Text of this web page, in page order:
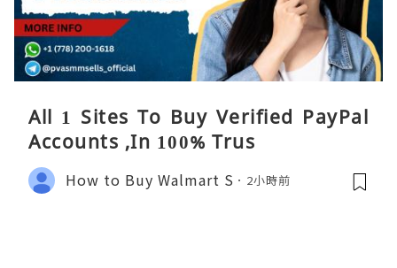
All 1 Sites To Buy Verified PayPal
Accounts ,In 100% Trus
How to Buy Walmart S 2小時前